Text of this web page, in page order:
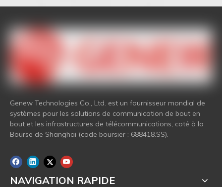
Genew Technologies Co., Ltd. est un fournisseur mondial de
systèmes pour les solutions de communication de bout en
bout et les infrastructures de télécommunications, coté à la
Bourse de Shanghai (code boursier : 688418.SS).
NAVIGATION RAPIDE